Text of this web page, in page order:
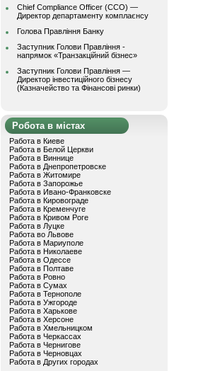
Chief Compliance Officer (CCO) —
Директор департаменту комплаєнсу
Голова Правління Банку
Заступник Голови Правління -
напрямок «Транзакційний бізнес»
Заступник Голови Правління —
Директор інвестиційного бізнесу
(Казначейство та Фінансові ринки)
Робота в містах
Работа в Киеве
Работа в Белой Церкви
Работа в Виннице
Работа в Днепропетровске
Работа в Житомире
Работа в Запорожье
Работа в Ивано-Франковске
Работа в Кировограде
Работа в Кременчуге
Работа в Кривом Роге
Работа в Луцке
Работа во Львове
Работа в Мариуполе
Работа в Николаеве
Работа в Одессе
Работа в Полтаве
Работа в Ровно
Работа в Сумах
Работа в Тернополе
Работа в Ужгороде
Работа в Харькове
Работа в Херсоне
Работа в Хмельницком
Работа в Черкассах
Работа в Чернигове
Работа в Черновцах
Работа в Других городах